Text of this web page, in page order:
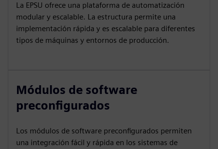
La EPSU ofrece una plataforma de automatización
modular y escalable. La estructura permite una
implementación rápida y es escalable para diferentes
tipos de máquinas y entornos de producción.
Módulos de software
preconfigurados
Los módulos de software preconfigurados permiten
una integración fácil y rápida en los sistemas de